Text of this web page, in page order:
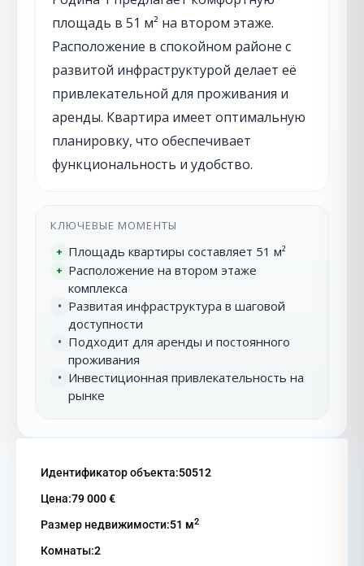
площадь в 51 м² на втором этаже.
Расположение в спокойном районе с
развитой инфраструктурой делает её
привлекательной для проживания и
аренды. Квартира имеет оптимальную
планировку, что обеспечивает
функциональность и удобство.
КЛЮЧЕВЫЕ МОМЕНТЫ
+ Площадь квартиры составляет 51 м²
+ Расположение на втором этаже
комплекса
• Развитая инфраструктура в шаговой
доступности
• Подходит для аренды и постоянного
проживания
• Инвестиционная привлекательность на
рынке
Идентификатор объекта:50512
Цена:79 000 €
Размер недвижимости:51 м2
Комнаты:2